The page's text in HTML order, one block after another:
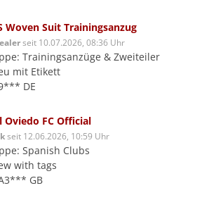
Woven Suit Trainingsanzug
seit 10.07.2026, 08:36 Uhr
Trainingsanzüge & Zweiteiler
mit Etikett
DE
Oviedo FC Official
seit 12.06.2026, 10:59 Uhr
Spanish Clubs
with tags
GB